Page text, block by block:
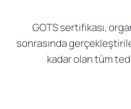
GOTS sertifikası,
sonrasında
kadar olan tüm